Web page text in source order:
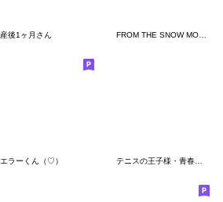
産後1ヶ月さん FROM THE SNOW MOUNTAINのスタンプ
エラーくん（♡） テニスの王子様・青春学園×地獄のミサワ